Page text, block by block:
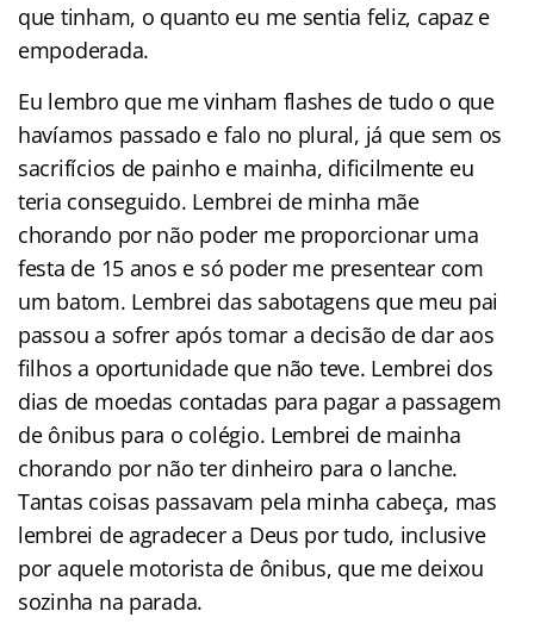
que tinham, o quanto eu me sentia feliz, capaz e
empoderada.
Eu lembro que me vinham flashes de tudo o que
havíamos passado e falo no plural, já que sem os
sacrifícios de painho e mainha, dificilmente eu
teria conseguido. Lembrei de minha mãe
chorando por não poder me proporcionar uma
festa de 15 anos e só poder me presentear com
um batom. Lembrei das sabotagens que meu pai
passou a sofrer após tomar a decisão de dar aos
filhos a oportunidade que não teve. Lembrei dos
dias de moedas contadas para pagar a passagem
de ônibus para o colégio. Lembrei de mainha
chorando por não ter dinheiro para o lanche.
Tantas coisas passavam pela minha cabeça, mas
lembrei de agradecer a Deus por tudo, inclusive
por aquele motorista de ônibus, que me deixou
sozinha na parada.